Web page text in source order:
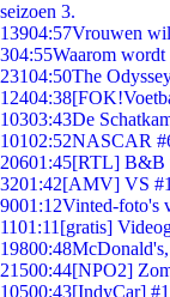
seizoen 3.
13904:57Vrouwen
304:55Waarom wordt
23104:50The
12404:38
10303:43De
10102:52NASCAR
20601:45[RTL] B&B
3201:42[AMV] VS
9001:12Vinted-foto's
1101:11 [gratis]
19800:48
21500:44[NPO2]
10500:43[IndyCar]